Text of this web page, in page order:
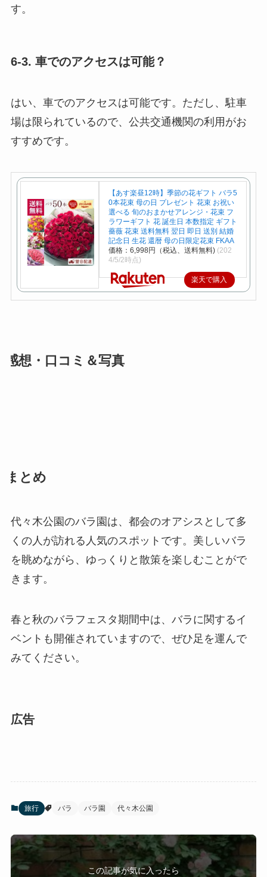
す。
6-3. 車でのアクセスは可能？
はい、車でのアクセスは可能です。ただし、駐車
場は限られているので、公共交通機関の利用がお
すすめです。
【あす楽昼12時】季節の花ギフト バラ5
0本花束 母の日 プレゼント 花束 お祝い
選べる 旬のおまかせアレンジ・花束 フ
ラワーギフト 花 誕生日 本数指定 ギフト
薔薇 花束 送料無料 翌日 即日 送別 結婚
記念日 生花 還暦 母の日限定花束 FKAA
価格：6,998円（税込、送料無料) (202
4/5/2時点)
楽天で購入
感想・口コミ＆写真
まとめ
代々木公園のバラ園は、都会のオアシスとして多
くの人が訪れる人気のスポットです。美しいバラ
を眺めながら、ゆっくりと散策を楽しむことがで
きます。
春と秋のバラフェスタ期間中は、バラに関するイ
ベントも開催されていますので、ぜひ足を運んで
みてください。
広告
旅行 バラ バラ園 代々木公園
この記事が気に入ったら